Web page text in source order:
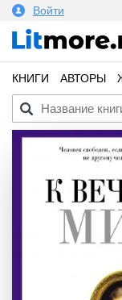
Войти
КНИГИ АВТОРЫ